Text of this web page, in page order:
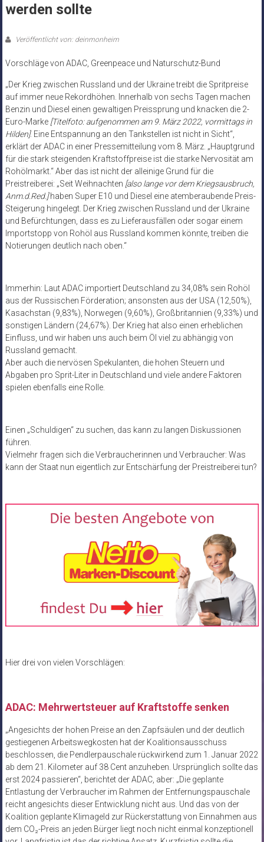
werden sollte
Veröffentlicht von: deinmonheim
Vorschläge von ADAC, Greenpeace und Naturschutz-Bund
„Der Krieg zwischen Russland und der Ukraine treibt die Spritpreise
auf immer neue Rekordhöhen. Innerhalb von sechs Tagen machen
Benzin und Diesel einen gewaltigen Preissprung und knacken die 2-
Euro-Marke [Titelfoto: aufgenommen am 9. März 2022, vormittags in
Hilden]. Eine Entspannung an den Tankstellen ist nicht in Sicht“,
erklärt der ADAC in einer Pressemitteilung vom 8. März. „Hauptgrund
für die stark steigenden Kraftstoffpreise ist die starke Nervosität am
Rohölmarkt.“ Aber das ist nicht der alleinige Grund für die
Preistreiberei: „Seit Weihnachten [also lange vor dem Kriegsausbruch,
Anm.d.Red.]haben Super E10 und Diesel eine atemberaubende Preis-
Steigerung hingelegt. Der Krieg zwischen Russland und der Ukraine
und Befürchtungen, dass es zu Lieferausfällen oder sogar einem
Importstopp von Rohöl aus Russland kommen könnte, treiben die
Notierungen deutlich nach oben.“
Immerhin: Laut ADAC importiert Deutschland zu 34,08% sein Rohöl
aus der Russischen Förderation; ansonsten aus der USA (12,50%),
Kasachstan (9,83%), Norwegen (9,60%), Großbritannien (9,33%) und
sonstigen Ländern (24,67%). Der Krieg hat also einen erheblichen
Einfluss, und wir haben uns auch beim Öl viel zu abhängig von
Russland gemacht.
Aber auch die nervösen Spekulanten, die hohen Steuern und
Abgaben pro Sprit-Liter in Deutschland und viele andere Faktoren
spielen ebenfalls eine Rolle.
Einen „Schuldigen“ zu suchen, das kann zu langen Diskussionen
führen.
Vielmehr fragen sich die Verbraucherinnen und Verbraucher: Was
kann der Staat nun eigentlich zur Entschärfung der Preistreiberei tun?
Hier drei von vielen Vorschlägen:
ADAC: Mehrwertsteuer auf Kraftstoffe senken
„Angesichts der hohen Preise an den Zapfsäulen und der deutlich
gestiegenen Arbeitswegkosten hat der Koalitionsausschuss
beschlossen, die Pendlerpauschale rückwirkend zum 1. Januar 2022
ab dem 21. Kilometer auf 38 Cent anzuheben. Ursprünglich sollte das
erst 2024 passieren“, berichtet der ADAC, aber: „Die geplante
Entlastung der Verbraucher im Rahmen der Entfernungspauschale
reicht angesichts dieser Entwicklung nicht aus. Und das von der
Koalition geplante Klimageld zur Rückerstattung von Einnahmen aus
dem CO₂-Preis an jeden Bürger liegt noch nicht einmal konzeptionell